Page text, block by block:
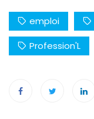
emploi
Profession'L